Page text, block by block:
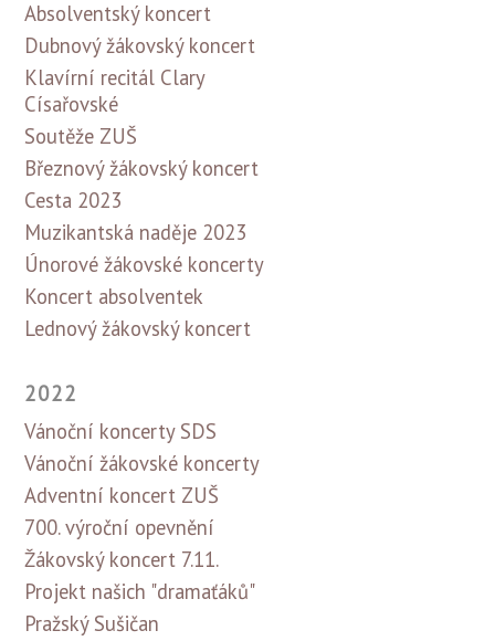
Absolventský koncert
Dubnový žákovský koncert
Klavírní recitál Clary
Císařovské
Soutěže ZUŠ
Březnový žákovský koncert
Cesta 2023
Muzikantská naděje 2023
Únorové žákovské koncerty
Koncert absolventek
Lednový žákovský koncert
2022
Vánoční koncerty SDS
Vánoční žákovské koncerty
Adventní koncert ZUŠ
700. výroční opevnění
Žákovský koncert 7.11.
Projekt našich "dramaťáků"
Pražský Sušičan